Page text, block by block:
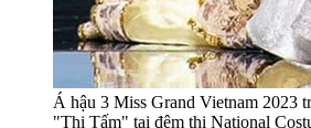
Á hậu 3 Miss Grand Vietnam 2023
"Thị Tấm" tại đêm thi National